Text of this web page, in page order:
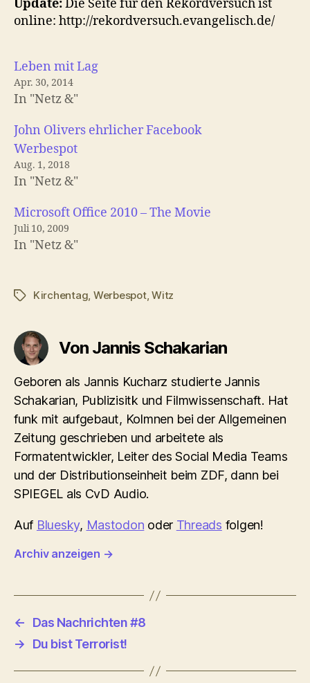
Update:Die Seite für den Rekordversuch ist
online: http://rekordversuch.evangelisch.de/
Leben mit Lag
Apr. 30, 2014
In "Netz &"
John Olivers ehrlicher Facebook
Werbespot
Aug. 1, 2018
In "Netz &"
Microsoft Office 2010 – The Movie
Juli 10, 2009
In "Netz &"
Schlagwörter
Kirchentag, Werbespot,Witz
Von Jannis Schakarian
Geboren als Jannis Kucharz studierte Jannis
Schakarian, Publizisitk und Filmwissenschaft. Hat
funk mit aufgebaut, Kolmnen bei der Allgemeinen
Zeitung geschrieben und arbeitete als
Formatentwickler, Leiter des Social Media Teams
und der Distributionseinheit beim ZDF, dann bei
SPIEGEL als CvD Audio.
Auf Bluesky, Mastodon oder Threads folgen!
Archiv anzeigen →
←
Das Nachrichten #8
→
Du bist Terrorist!